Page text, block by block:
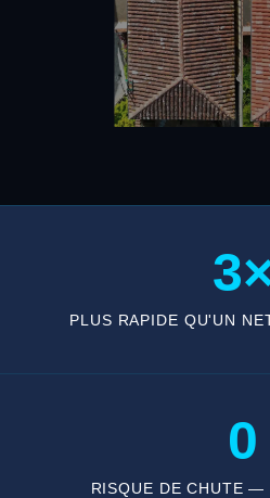
PLUS RAPIDE QU'UN
0
RISQUE DE CHUTE —